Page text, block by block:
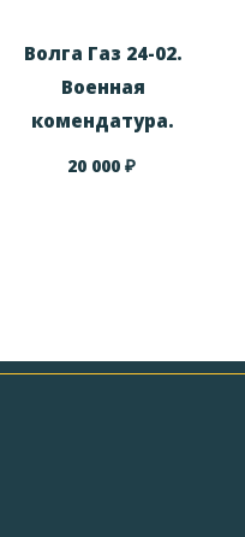
Волга Газ 24-02.
Военная
комендатура.
20 000 ₽